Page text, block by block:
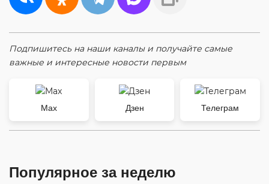
Подпишитесь на наши каналы и получайте самые
важные и интересные новости первым
Max Дзен Телеграм
Популярное за неделю